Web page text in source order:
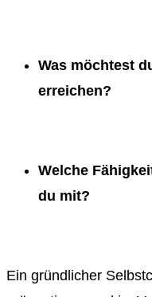
Was möchtest
erreichen?
Welche
du mit?
Ein gründlicher